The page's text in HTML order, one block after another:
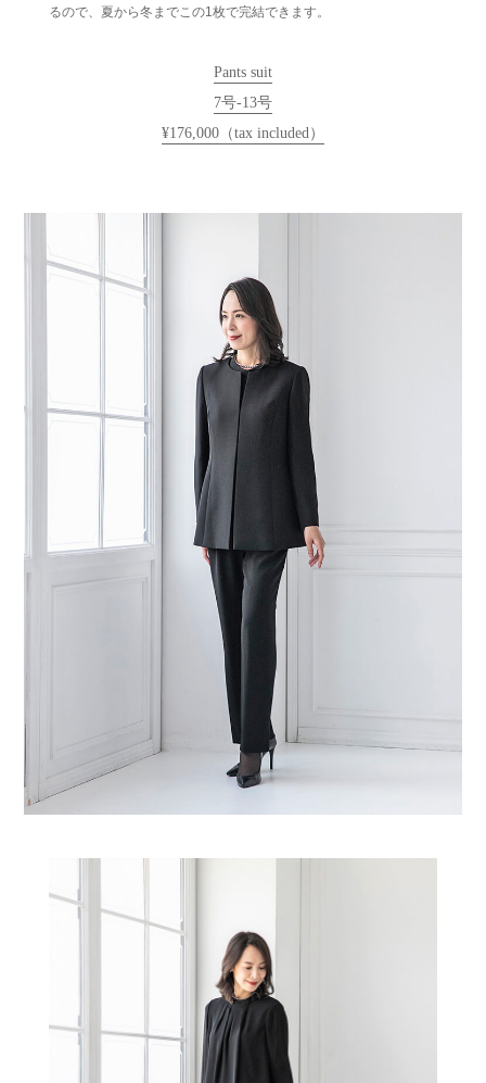
るので、夏から冬までこの1枚で完結できます。
Pants suit
7号-13号
¥176,000（tax included）